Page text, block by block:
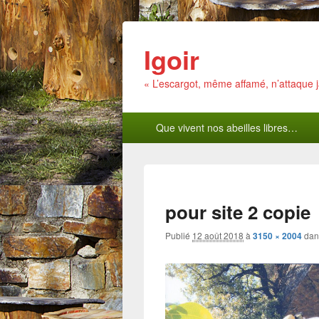
Igoir
« L’escargot, même affamé,
Menu
principalQue vivent nos abeilles libres…
pour site 2 copie
Publié 12 août 2018 à 3150 × 2004